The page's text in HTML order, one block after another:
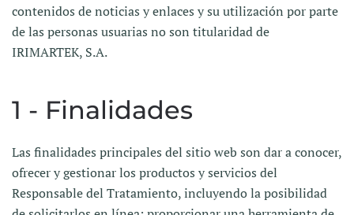
contenidos de noticias y enlaces y su utilización por parte
de las personas usuarias no son titularidad de
IRIMARTEK, S.A.
1 - Finalidades
Las finalidades principales del sitio web son dar a conocer,
ofrecer y gestionar los productos y servicios del
Responsable del Tratamiento, incluyendo la posibilidad